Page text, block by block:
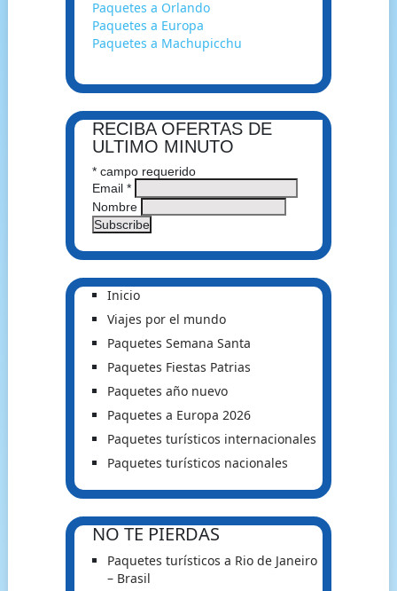
Paquetes a Orlando
Paquetes a Europa
Paquetes a Machupicchu
RECIBA OFERTAS DE
ULTIMO MINUTO
*campo requerido
Email *
Nombre
Inicio
Viajes por el mundo
Paquetes Semana Santa
Paquetes Fiestas Patrias
Paquetes año nuevo
Paquetes a Europa 2026
Paquetes turísticos internacionales
Paquetes turísticos nacionales
NO TE PIERDAS
Paquetes turísticos a Rio de Janeiro
– Brasil